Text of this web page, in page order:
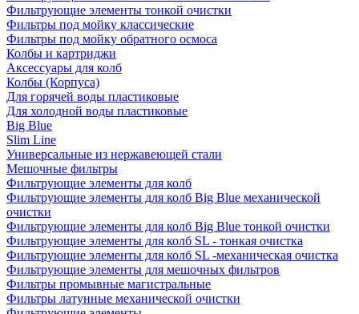
Фильтрующие элементы тонкой очистки
Фильтры под мойку классические
Фильтры под мойку обратного осмоса
Колбы и картриджи
Аксессуары для колб
Колбы (Корпуса)
Для горячей воды пластиковые
Для холодной воды пластиковые
Big Blue
Slim Line
Универсальные из нержавеющей стали
Мешочные фильтры
Фильтрующие элементы для колб
Фильтрующие элементы для колб Big Blue механической
очистки
Фильтрующие элементы для колб Big Blue тонкой очистки
Фильтрующие элементы для колб SL - тонкая очистка
Фильтрующие элементы для колб SL -механическая очистка
Фильтрующие элементы для мешочных фильтров
Фильтры промывные магистральные
Фильтры латунные механической очистки